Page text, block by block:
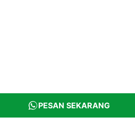
PESAN SEKARANG